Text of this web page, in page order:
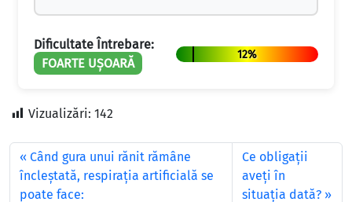
Dificultate Întrebare:
FOARTE UȘOARĂ
12%
Vizualizări: 142
Când gura unui rănit rămâne
încleştată, respiraţia artificială se
poate face:
Ce obligații
aveți în
situația dată?